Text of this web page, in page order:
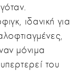
ιδανική για
μόνιμα
του